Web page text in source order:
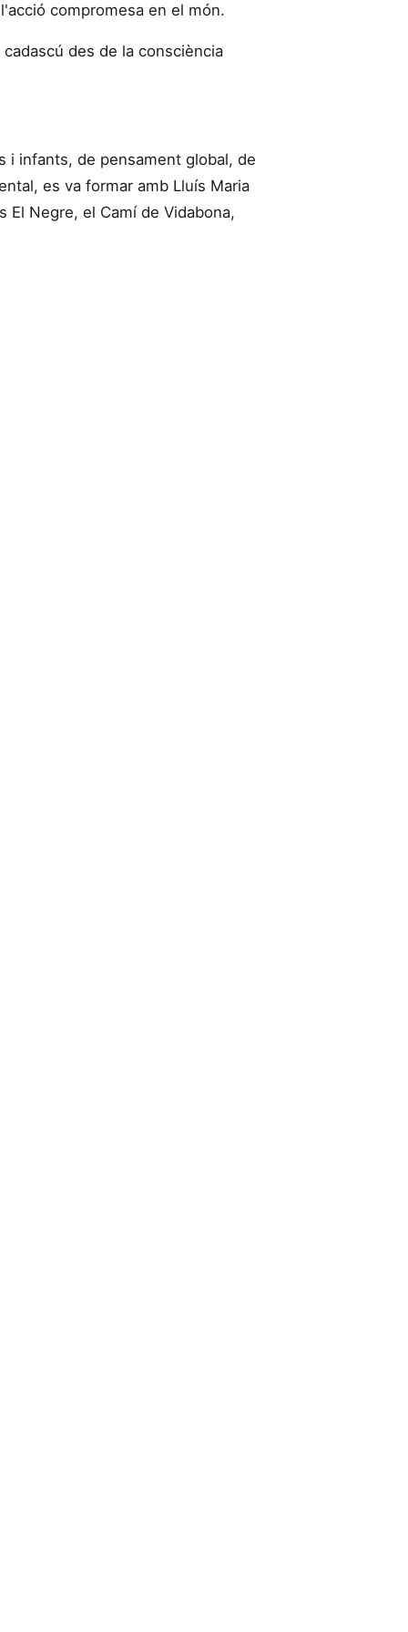
compromesa en el món.
des de la consciència
i infants, de pensament global, de
es va formar amb Lluís Maria
El Negre, el Camí de Vidabona,